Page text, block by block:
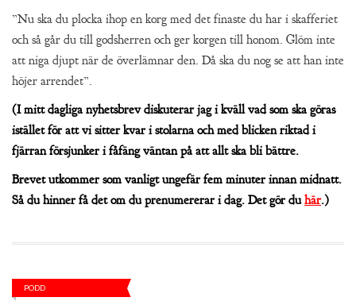
”Nu ska du plocka ihop en korg med det finaste du har i skafferiet
och så går du till godsherren och ger korgen till honom. Glöm inte
att niga djupt när de överlämnar den. Då ska du nog se att han inte
höjer arrendet”.
(I mitt dagliga nyhetsbrev diskuterar jag i kväll vad som ska göras
istället för att vi sitter kvar i stolarna och med blicken riktad i
fjärran försjunker i fåfäng väntan på att allt ska bli bättre.
Brevet utkommer som vanligt ungefär fem minuter innan midnatt.
Så du hinner få det om du prenumererar i dag. Det gör duhär.)
PODD